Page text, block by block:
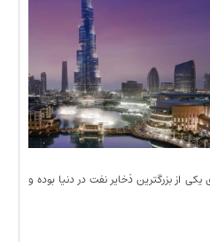
نفت در دنیا بوده و